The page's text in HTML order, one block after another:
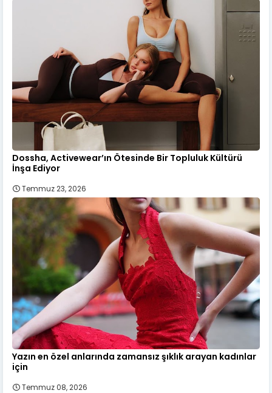
Dossha, Activewear’ın Ötesinde Bir Topluluk Kültürü
İnşa Ediyor
Temmuz 23, 2026
Yazın en özel anlarında zamansız şıklık arayan kadınlar
için
Temmuz 08, 2026